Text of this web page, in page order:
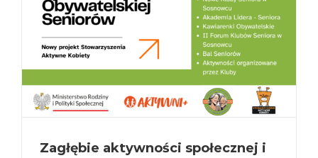
Zagłębie aktywności społecznej i